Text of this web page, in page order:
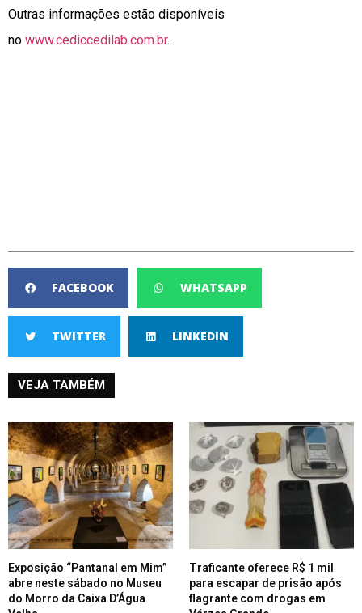
Outras informações estão disponíveis
no www.cediccedilab.com.br.
FACEBOOK WHATSAPP
TWITTER LINKEDIN
VEJA TAMBÉM
Exposição “Pantanal em Mim”
abre neste sábado no Museu
do Morro da Caixa D’Água
Traficante oferece R$ 1 mil
para escapar de prisão após
flagrante com drogas em